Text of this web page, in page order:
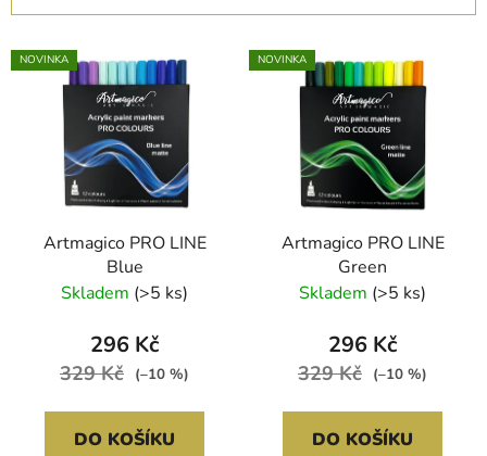
p
V
ý
NOVINKA
Artmagico PRO LINE
Blue
Skladem (>5 ks)
296 Kč
329 Kč (–10 %)
DO KOŠÍKU
NOVINKA
Artmagico PRO LINE
Green
Skladem (>5 ks)
296 Kč
329 Kč (–10 %)
DO KOŠÍKU